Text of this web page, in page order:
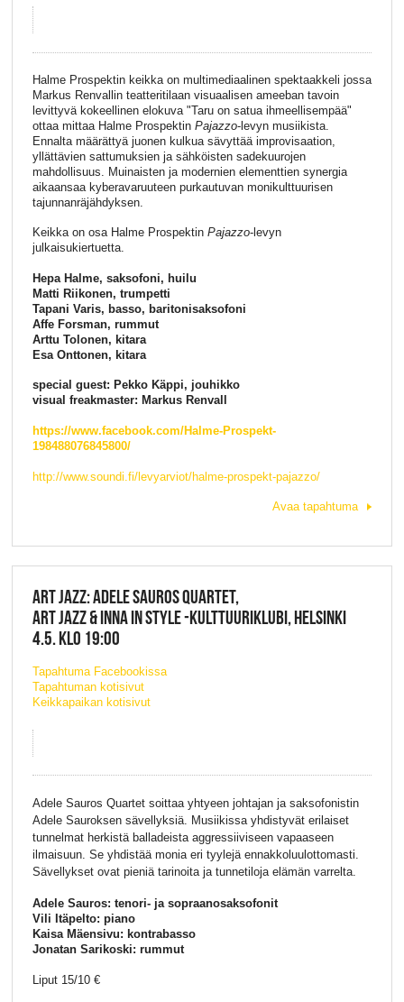
Halme Prospektin keikka on multimediaalinen spektaakkeli jossa
Markus Renvallin teatteritilaan visuaalisen ameeban tavoin
levittyvä kokeellinen elokuva "Taru on satua ihmeellisempää"
ottaa mittaa Halme Prospektin Pajazzo-levyn musiikista.
Ennalta määrättyä juonen kulkua sävyttää improvisaation,
yllättävien sattumuksien ja sähköisten sadekuurojen
mahdollisuus. Muinaisten ja modernien elementtien synergia
aikaansaa kyberavaruuteen purkautuvan monikulttuurisen
tajunnanräjähdyksen.
Keikka on osa Halme Prospektin Pajazzo-levyn
julkaisukiertuetta.
Hepa Halme, saksofoni, huilu
Matti Riikonen, trumpetti
Tapani Varis, basso, baritonisaksofoni
Affe Forsman, rummut
Arttu Tolonen, kitara
Esa Onttonen, kitara
special guest: Pekko Käppi, jouhikko
visual freakmaster: Markus Renvall
https://www.facebook.com/Halme-Prospekt-
198488076845800/
http://www.soundi.fi/levyarviot/halme-prospekt-pajazzo/
Avaa tapahtuma
ART JAZZ: ADELE SAUROS QUARTET,
ART JAZZ & INNA IN STYLE -KULTTUURIKLUBI, HELSINKI
4.5. KLO 19:00
Tapahtuma Facebookissa
Tapahtuman kotisivut
Keikkapaikan kotisivut
Adele Sauros Quartet soittaa yhtyeen johtajan ja saksofonistin
Adele Sauroksen sävellyksiä. Musiikissa yhdistyvät erilaiset
tunnelmat herkistä balladeista aggressiiviseen vapaaseen
ilmaisuun. Se yhdistää monia eri tyylejä ennakkoluulottomasti.
Sävellykset ovat pieniä tarinoita ja tunnetiloja elämän varrelta.
Adele Sauros: tenori- ja sopraanosaksofonit
Vili Itäpelto: piano
Kaisa Mäensivu: kontrabasso
Jonatan Sarikoski: rummut
Liput 15/10 €